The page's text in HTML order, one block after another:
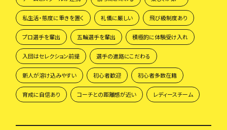
私生活・態度に重きを置く 礼儀に厳しい 飛び級制度あり
プロ選手を輩出 五輪選手を輩出 積極的に体験受け入れ
入団はセレクション前提 選手の進路にこだわる
新人が溶け込みやすい 初心者歓迎 初心者多数在籍
育成に自信あり コーチとの距離感が近い レディースチーム